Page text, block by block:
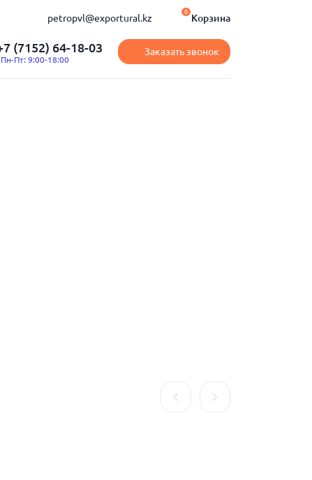
petropvl@exportural.kz Корзина
0
(7152) 64-18-03
Пн-Пт: 9:00-18:00
Заказать звонок